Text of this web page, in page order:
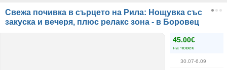
Свежа почивка в сърцето на Рила: Нощувка със
закуска и вечеря, плюс релакс зона - в Боровец
45.00€
на човек
30.07-6.09